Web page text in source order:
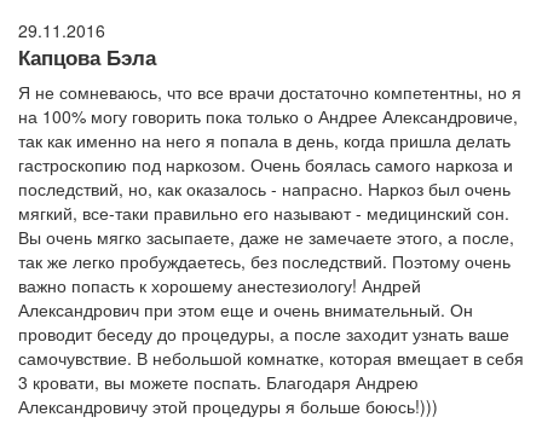
29.11.2016
Капцова Бэла
Я не сомневаюсь, что все врачи достаточно компетентны, но я
на 100% могу говорить пока только о Андрее Александровиче,
так как именно на него я попала в день, когда пришла делать
гастроскопию под наркозом. Очень боялась самого наркоза и
последствий, но, как оказалось - напрасно. Наркоз был очень
мягкий, все-таки правильно его называют - медицинский сон.
Вы очень мягко засыпаете, даже не замечаете этого, а после,
так же легко пробуждаетесь, без последствий. Поэтому очень
важно попасть к хорошему анестезиологу! Андрей
Александрович при этом еще и очень внимательный. Он
проводит беседу до процедуры, а после заходит узнать ваше
самочувствие. В небольшой комнатке, которая вмещает в себя
3 кровати, вы можете поспать. Благодаря Андрею
Александровичу этой процедуры я больше боюсь!)))